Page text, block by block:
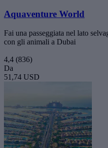
Aquaventure World
Fai una passeggiata nel lato
con gli animali a Dubai
4,4 (836)
Da
51,74 USD